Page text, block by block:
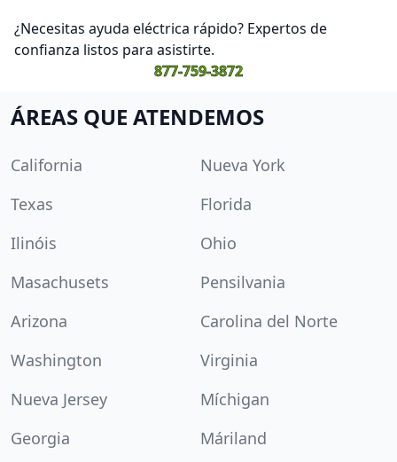
¿Necesitas ayuda eléctrica rápido? Expertos de
confianza listos para asistirte.
877-759-3872
ÁREAS QUE ATENDEMOS
California
Nueva York
Texas
Florida
Ilinóis
Ohio
Masachusets
Pensilvania
Arizona
Carolina del Norte
Washington
Virginia
Nueva Jersey
Míchigan
Georgia
Máriland